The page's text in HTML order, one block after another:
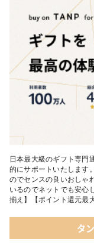
日本最大級のギフト専門
的にサポートいたします
のでセンスの良いおしゃ
いるのでネットでも安心
揃え】【ポイント還元最
タ